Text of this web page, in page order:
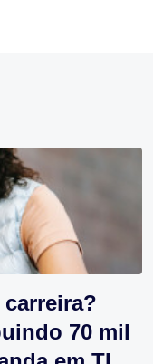
70 mil